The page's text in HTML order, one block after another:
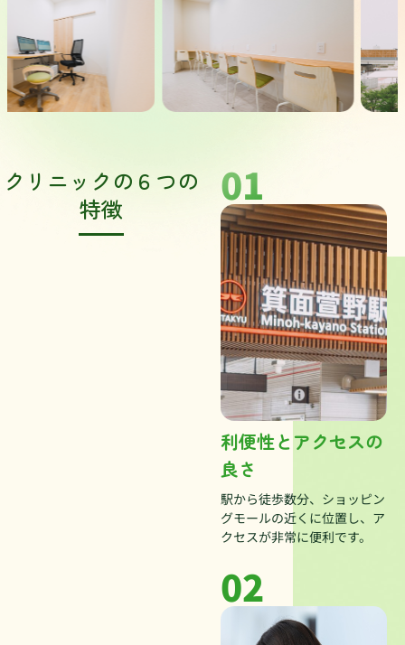
クリニックの６つの
特徴
01
利便性とアクセスの
良さ
駅から徒歩数分、ショッピン
グモールの近くに位置し、ア
クセスが非常に便利です。
02